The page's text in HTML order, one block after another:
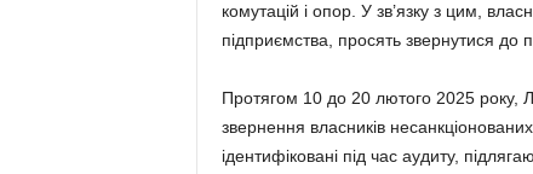
комутацій і опор. У зв’язку з цим,
підприємства, просять звернутися до
Протягом 10 до 20 лютого 2025 року,
звернення власників
ідентифіковані під час аудиту,